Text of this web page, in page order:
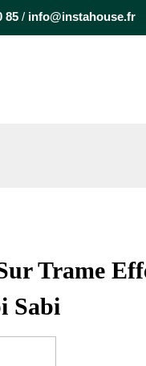
85 / info@instahouse.fr
Trame
Sabi